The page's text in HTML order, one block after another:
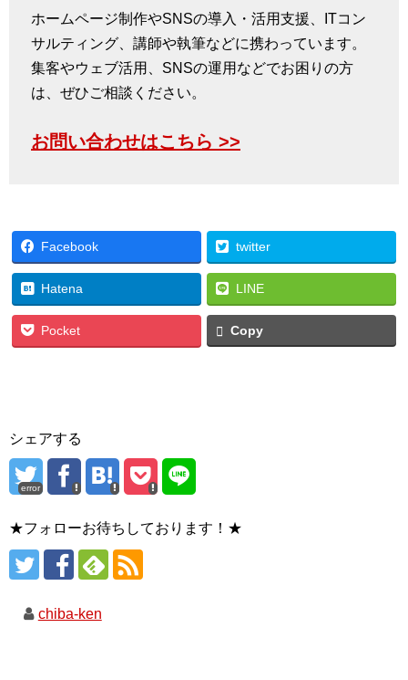
ホームページ制作やSNSの導入・活用支援、ITコン
サルティング、講師や執筆などに携わっています。
集客やウェブ活用、SNSの運用などでお困りの方
は、ぜひご相談ください。
お問い合わせはこちら >>
Facebook twitter
Hatena LINE
Pocket Copy
シェアする
error
★フォローお待ちしております！★
chiba-ken